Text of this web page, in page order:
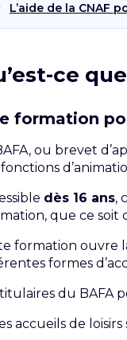
L’aide de la CNAF
ce
formation
, ou brevet
dès 16 ans,
que ce
formation ouvre
formes
du BAFA
accueils de